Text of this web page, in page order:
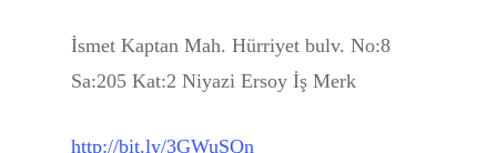
İsmet Kaptan Mah. Hürriyet bulv. No:8
Sa:205 Kat:2 Niyazi Ersoy İş Merk
http://bit.ly/3GWuSQn